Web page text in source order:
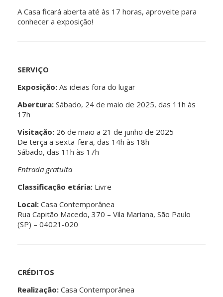
A Casa ficará aberta até às 17 horas, aproveite para
conhecer a exposição!
SERVIÇO
Exposição: As ideias fora do lugar
Abertura: Sábado, 24 de maio de 2025, das 11h às
17h
Visitação: 26 de maio a 21 de junho de 2025
De terça a sexta-feira, das 14h às 18h
Sábado, das 11h às 17h
Entrada gratuita
Classificação etária: Livre
Local: Casa Contemporânea
Rua Capitão Macedo, 370 – Vila Mariana, São Paulo
(SP) – 04021-020
CRÉDITOS
Realização: Casa Contemporânea